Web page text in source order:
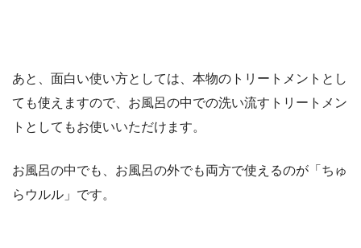
あと、面白い使い方としては、本物のトリートメントとし
ても使えますので、お風呂の中での洗い流すトリートメン
トとしてもお使いいただけます。
お風呂の中でも、お風呂の外でも両方で使えるのが「ちゅ
らウルル」です。